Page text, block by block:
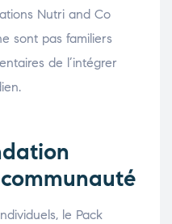
Nutri and Co
sont pas familiers
de l’intégrer
le Pack